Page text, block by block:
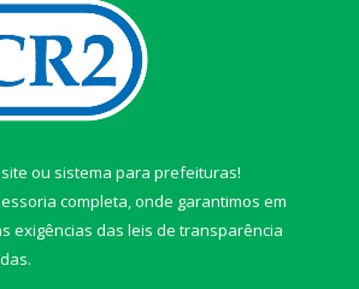
ou sistema para prefeituras!
completa, onde garantimos em
exigências das leis de transparência